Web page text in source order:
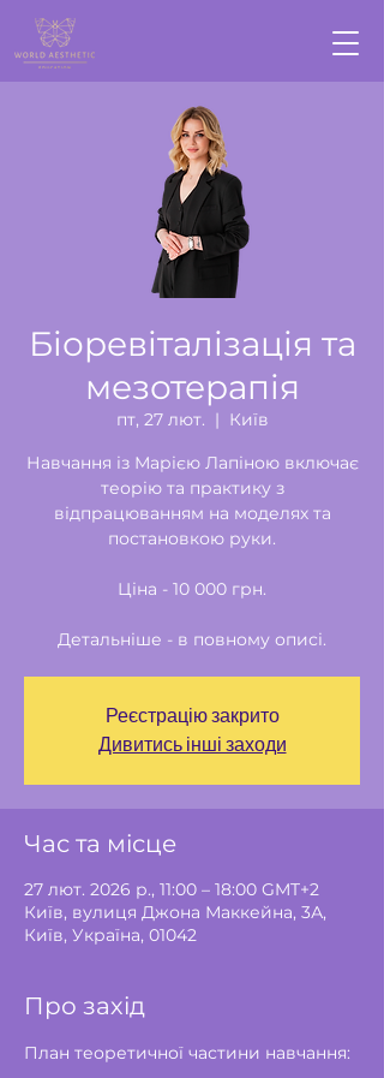
Біоревіталізація та
мезотерапія
пт, 27 лют.
  |
Київ
Навчання із Марією Лапіною включає
теорію та практику з
відпрацюванням на моделях та
постановкою руки.
Ціна - 10 000 грн.
Детальніше - в повному описі.
Реєстрацію закрито
Дивитись інші заходи
Час та місце
27 лют. 2026 р., 11:00 – 18:00 GMT+2
Київ, вулиця Джона Маккейна, 3А,
Київ, Україна, 01042
Про захід
План теоретичної частини навчання: